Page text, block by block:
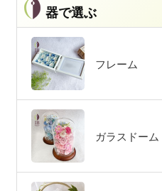
器で選ぶ
フレーム
ガラスドーム